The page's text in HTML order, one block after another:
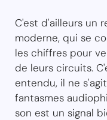
C'est d'ailleurs un
moderne, qui se
les chiffres pour
de leurs circuits.
entendu, il ne
fantasmes
son est un signal